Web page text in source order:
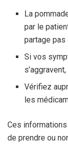
La
par le
partage pas
Si vos
Vérifiez
les
Ces
de prendre ou